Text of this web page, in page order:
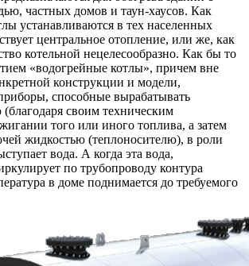
частных домов и таун-хаусов. Как
устанавливаются в тех населенных
центральное отопление, или же, как
котельной нецелесообразно. Как бы то
«водогрейные котлы», причем вне
конструкции и модели,
способные вырабатывать
своим техническим
того или иного топлива, а затем
жидкостью (теплоносителю), в роли
вода. А когда эта вода,
по трубопроводу контура
в доме поднимается до требуемого